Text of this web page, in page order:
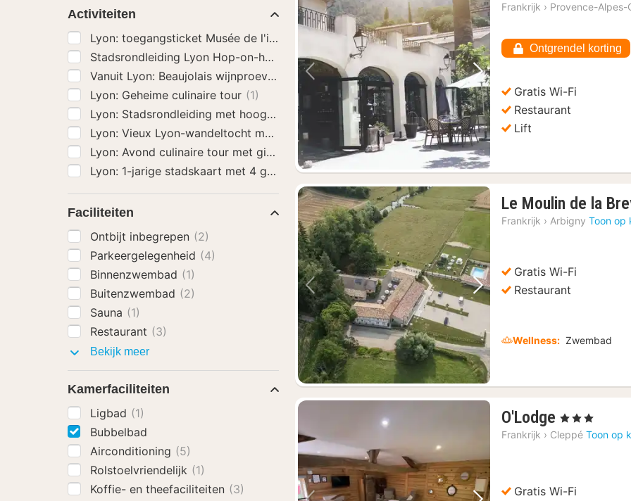
Vorige foto Volgende foto
Frankrijk › Provence-Alpes-
Ontgrendel korting
Gratis Wi-Fi
Restaurant
Lift
Vorige foto Volgende foto
Le Moulin de la
Frankrijk › Arbigny Toon op
Gratis Wi-Fi
Restaurant
Wellness: Zwembad
O'Lodge 1
nacht
180,93
, 3 Sterren
Frankrijk › Cleppé Toon op
Gratis Wi-Fi
Activiteiten
Lyon: toegangsticket Musée de l'illusion
Stadsrondleiding Lyon Hop-on-hop-off-bustour met sightseeingbus(1)
Vanuit Lyon: Beaujolais wijnproeverij dagtour(1)
Lyon: Geheime culinaire tour (1)
Lyon: Stadsrondleiding met hoogtepunten (1)
Lyon: Vieux Lyon-wandeltocht met proeverij van eten(1)
Lyon: Avond culinaire tour met gids
Lyon: 1-jarige stadskaart met 4 gratis activiteiten en kortingen(1)
Faciliteiten
Ontbijt inbegrepen (2)
Parkeergelegenheid (4)
Binnenzwembad (1)
Buitenzwembad (2)
Sauna (1)
Restaurant (3)
Bekijk meerFaciliteiten
Kamerfaciliteiten
Ligbad (1)
Bubbelbad
Airconditioning (5)
Rolstoelvriendelijk (1)
Koffie- en theefaciliteiten (3)